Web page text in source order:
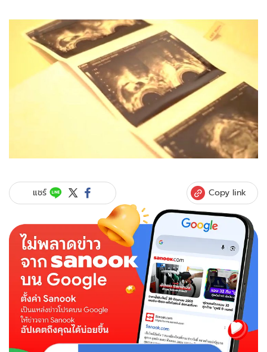
แชร์ Copy link